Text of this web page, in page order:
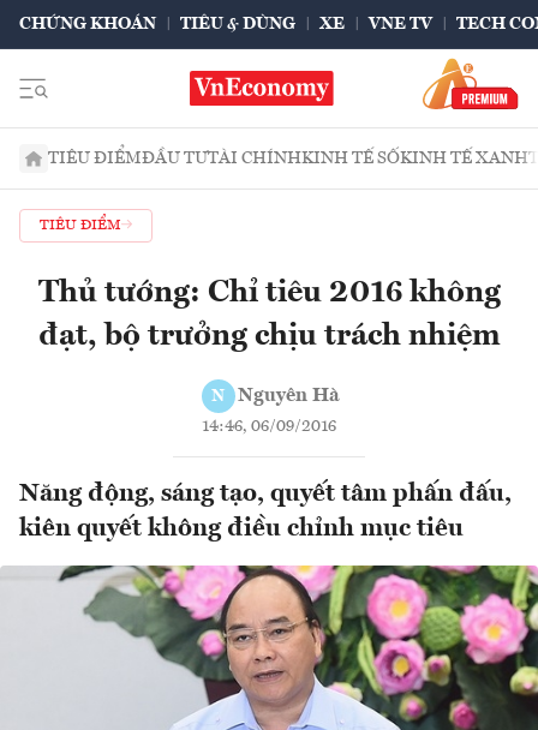
CHỨNG KHOÁN TIÊU & DÙNG XE VNE TV TECH
TIÊU ĐIỂMĐẦU TƯTÀI CHÍNHKINH TẾ SỐKINH TẾ XANH
TIÊU ĐIỂM
Thủ tướng: Chỉ tiêu 2016 không
đạt, bộ trưởng chịu trách nhiệm
N Nguyên Hà
14:46, 06/09/2016
Năng động, sáng tạo, quyết tâm phấn đấu,
kiên quyết không điều chỉnh mục tiêu